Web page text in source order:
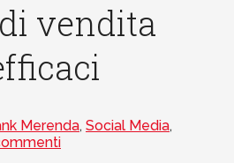
vendita
Merenda, Social Media,